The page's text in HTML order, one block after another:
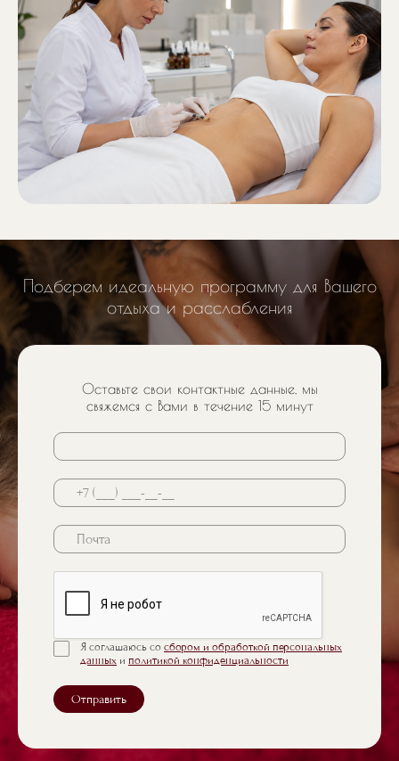
Подберем идеальную программу для Вашего
отдыха и расслабления
Оставьте свои контактные данные, мы
свяжемся с Вами в течение 15 минут
Почта
Я соглашаюсь со сбором и обработкой персональных
данных и политикой конфиденциальности
Отправить